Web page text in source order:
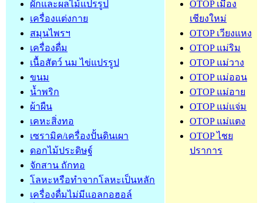
OTOP เมือง
เชียงใหม่
OTOP เวียงแหง
OTOP แม่ริม
OTOP แม่วาง
OTOP แม่ออน
OTOP แม่อาย
OTOP แม่แจ่ม
OTOP แม่แตง
OTOP ไชย
ปราการ
ผักและผลไม้แปรรูป
เครื่องแต่งกาย
สมุนไพรฯ
เครื่องดื่ม
เนื้อสัตว์ นม ไข่แปรรูป
ขนม
น้ำพริก
ผ้าผืน
เคหะสิ่งทอ
เซรามิค/เครื่องปั้นดินเผา
ดอกไม้ประดิษฐ์
จักสาน ถักทอ
โลหะหรือทำจากโลหะเป็นหลัก
เครื่องดื่มไม่มีแอลกอฮอล์